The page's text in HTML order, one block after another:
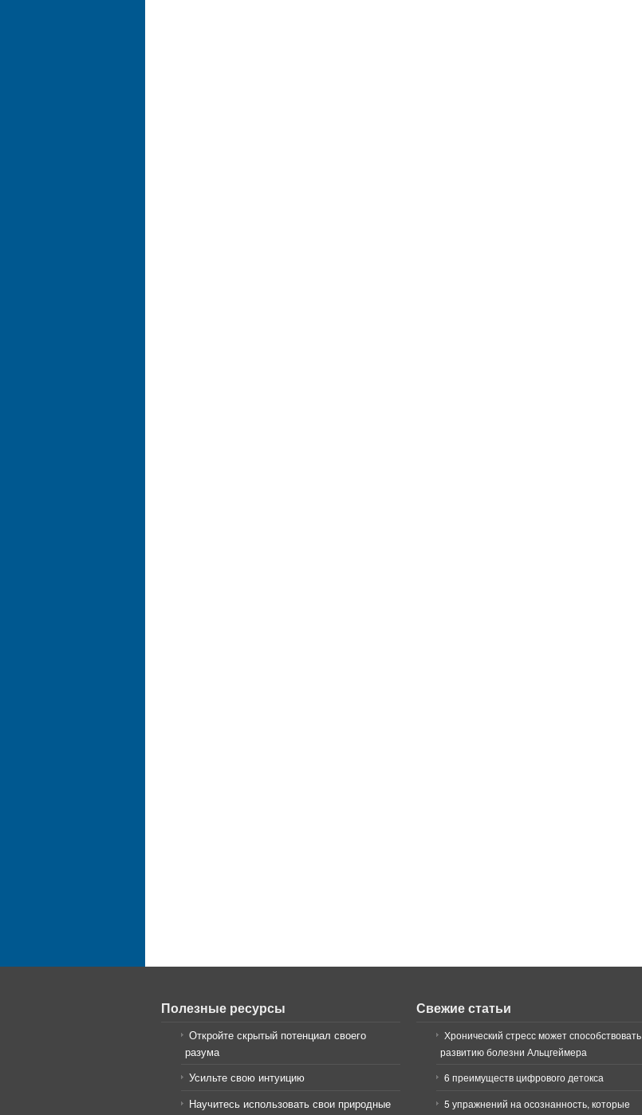
Полезные ресурсы
Откройте скрытый потенциал своего
разума
Усильте свою интуицию
Научитесь использовать свои природные
Свежие статьи
Хронический стресс может способствовать
развитию болезни Альцгеймера
6 преимуществ цифрового детокса
5 упражнений на осознанность, которые